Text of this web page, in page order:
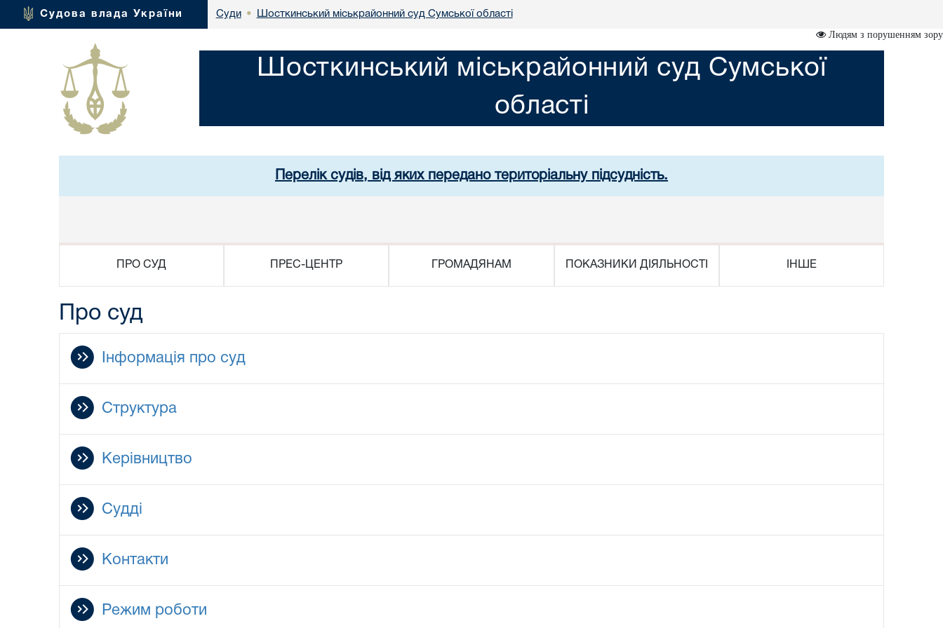
Судова влада України Суди • Шосткинський міськрайонний суд Сумської області
Людям з порушенням зору
Шосткинський міськрайонний суд Сумської
області
Перелік судів, від яких передано територіальну підсудність.
ПРО СУД ПРЕС-ЦЕНТР ГРОМАДЯНАМ ПОКАЗНИКИ ДІЯЛЬНОСТІ ІНШЕ
Про суд
Інформація про суд
Структура
Керівництво
Судді
Контакти
Режим роботи